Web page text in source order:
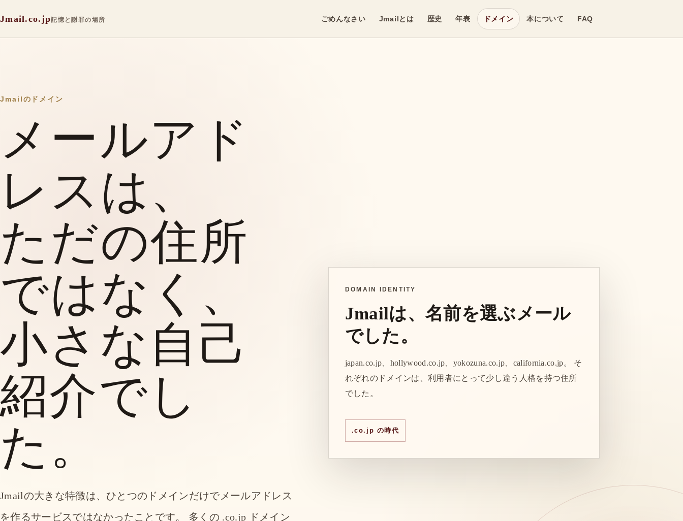
Jmail.co.jp記憶と謝罪の場所 ごめんなさい Jmailとは 歴史 年表 ドメイン 本について FAQ
Jmailのドメイン
メールアド
レスは、
ただの住所
ではなく、
小さな自己
紹介でし
た。
Jmailの大きな特徴は、ひとつのドメインだけでメールアドレス
を作るサービスではなかったことです。 多くの .co.jp ドメイン
DOMAIN IDENTITY
Jmailは、名前を選ぶメール
でした。
japan.co.jp、hollywood.co.jp、yokozuna.co.jp、california.co.jp。 そ
れぞれのドメインは、利用者にとって少し違う人格を持つ住所
でした。
.co.jp の時代